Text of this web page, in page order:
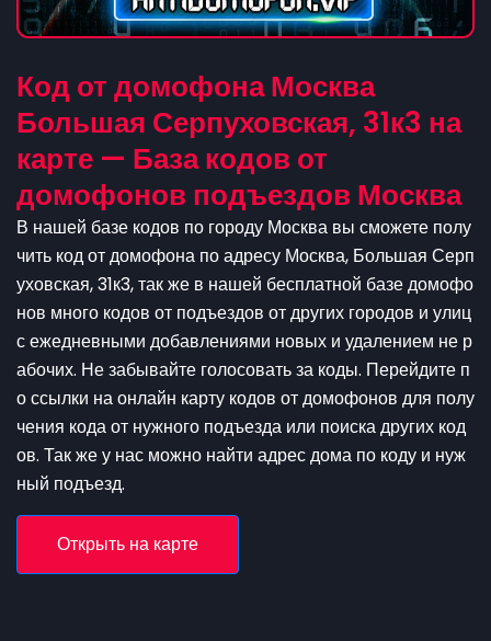
Код от домофона Москва
Большая Серпуховская, 31к3 на
карте — База кодов от
домофонов подъездов Москва
В нашей базе кодов по городу Москва вы сможете полу
чить код от домофона по адресу Москва, Большая Серп
уховская, 31к3, так же в нашей бесплатной базе домофо
нов много кодов от подъездов от других городов и улиц
с ежедневными добавлениями новых и удалением не р
абочих. Не забывайте голосовать за коды. Перейдите п
о ссылки на онлайн карту кодов от домофонов для полу
чения кода от нужного подъезда или поиска других код
ов. Так же у нас можно найти адрес дома по коду и нуж
ный подъезд.
Открыть на карте